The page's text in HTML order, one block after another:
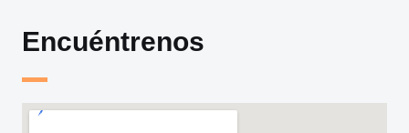
Encuéntrenos